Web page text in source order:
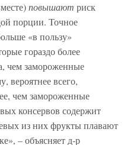
повышают риск
порции. Точное
«в пользу»
гораздо более
чем замороженные
вероятнее всего,
чем замороженные
консервов содержит
из них фрукты плавают
– объясняет д-р